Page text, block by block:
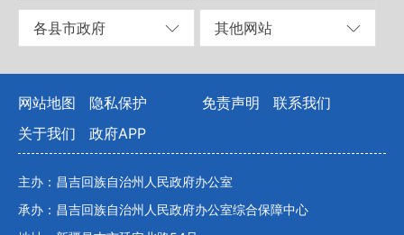
各县市政府 其他网站
网站地图 隐私保护 免责声明
联系我们
关于我们
政府APP
主办：昌吉回族自治州人民政府办公室
承办：昌吉回族自治州人民政府办公室综合保障中心